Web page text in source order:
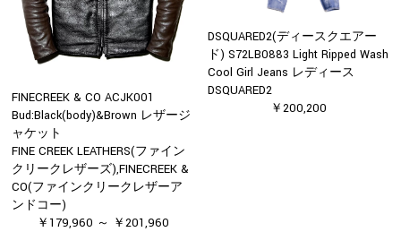
FINECREEK & CO ACJK001
Bud:Black(body)&Brown レザージ
ャケット
FINE CREEK LEATHERS(ファイン
クリークレザーズ),FINECREEK &
CO(ファインクリークレザーア
ンドコー)
￥179,960 ～ ￥201,960
DSQUARED2(ディースクエアー
ド) S72LB0883 Light Ripped Wash
Cool Girl Jeans レディース
DSQUARED2
￥200,200